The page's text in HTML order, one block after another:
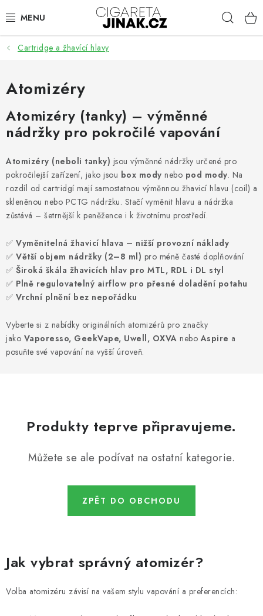
na
ELEKTRONICKÉ CIGARETY
CARTRIDGE A ŽHAVÍCÍ HLAVY
HOTOVÉ LIQUIDY
AROMA
PŘÍSLUŠENSTVÍ A OSTATNÍ
Kontakt O e-shopu
Obchodní podmínky
Cartridge a žhavící hlavy
Atomizéry
Atomizéry (tanky) – výměnné
nádržky pro pokročilé vapování
Atomizéry (neboli tanky) jsou výměnné nádržky určené pro
pokročilejší zařízení, jako jsou box mody nebo pod mody. Na
rozdíl od cartridgí mají samostatnou výměnnou žhavicí hlavu (coil) a
skleněnou nebo PCTG nádržku. Stačí vyměnit hlavu a nádržka
zůstává – šetrnější k peněžence i k životnímu prostředí.
✅ Vyměnitelná žhavicí hlava – nižší provozní náklady
✅ Větší objem nádržky (2–8 ml) pro méně časté doplňování
✅ Široká škála žhavicích hlav pro MTL, RDL i DL styl
✅ Plně regulovatelný airflow pro přesné doladění potahu
✅ Vrchní plnění bez nepořádku
Vyberte si z nabídky originálních atomizérů pro značky
jako Vaporesso, GeekVape, Uwell, OXVA nebo Aspire a
posuňte své vapování na vyšší úroveň.
Produkty teprve připravujeme.
Můžete se ale podívat na ostatní kategorie.
ZPĚT DO OBCHODU
Jak vybrat správný atomizér?
Volba atomizéru závisí na vašem stylu vapování a preferencích: